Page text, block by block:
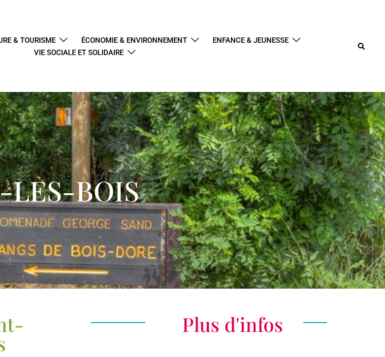
& TOURISME ÉCONOMIE & ENVIRONNEMENT
ENFANCE & JEUNESSE
VIE SOCIALE ET SOLIDAIRE
LES-BOIS
Plus d'infos